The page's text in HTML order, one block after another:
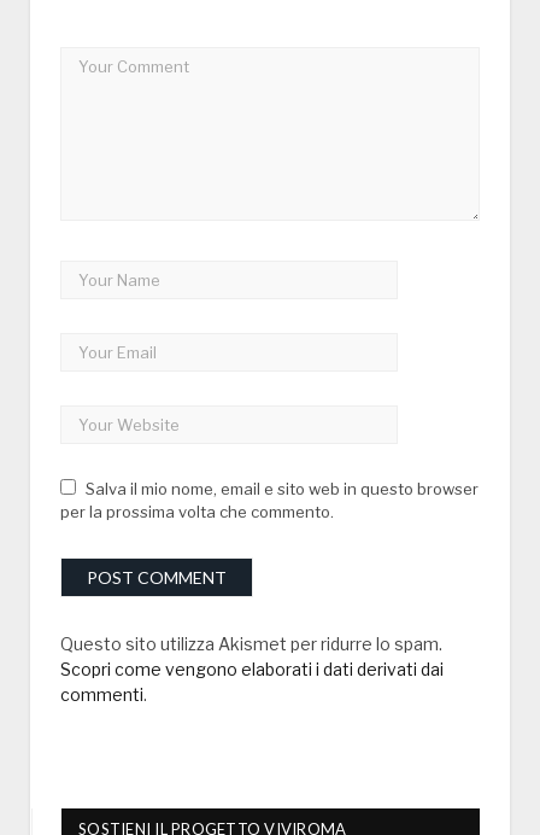
Salva il mio nome, email e sito web in questo browser
per la prossima volta che commento.
Questo sito utilizza Akismet per ridurre lo spam.
Scopri come vengono elaborati i dati derivati dai
commenti.
SOSTIENI IL PROGETTO VIVIROMA